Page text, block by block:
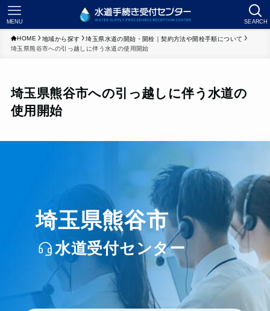
SEARCH
MENU
HOME 地域から探す
埼玉県水道の開始・開栓｜契約方法や開栓手順について
埼玉県熊谷市への引っ越しに伴う水道の使用開始
埼玉県熊谷市への引っ越しに伴う水道の
使用開始
埼玉県熊谷市
水道受付センター